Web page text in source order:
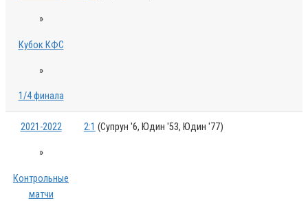
»
Кубок КФС
»
1/4 финала
2021-2022
»
Контрольные
матчи
2:1 (Супрун '6, Юдин '53, Юдин '77)